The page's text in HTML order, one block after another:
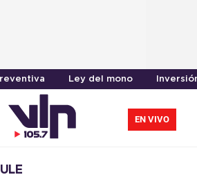
Ley del mono
EN VIVO